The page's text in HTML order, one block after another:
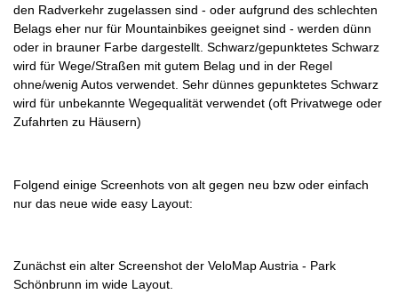
den Radverkehr zugelassen sind - oder aufgrund des schlechten
Belags eher nur für Mountainbikes geeignet sind - werden dünn
oder in brauner Farbe dargestellt. Schwarz/gepunktetes Schwarz
wird für Wege/Straßen mit gutem Belag und in der Regel
ohne/wenig Autos verwendet. Sehr dünnes gepunktetes Schwarz
wird für unbekannte Wegequalität verwendet (oft Privatwege oder
Zufahrten zu Häusern)
Folgend einige Screenhots von alt gegen neu bzw oder einfach
nur das neue wide easy Layout:
Zunächst ein alter Screenshot der VeloMap Austria - Park
Schönbrunn im wide Layout.